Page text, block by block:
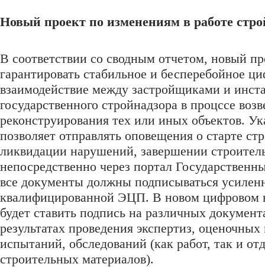
Новый проект по изменениям в работе
В соответствии со сводным отчетом, новый
гарантировать стабильное и бесперебойное
взаимодействие между застройщиками и
государственного стройнадзора в процссе
реконструирования тех или иных объектов.
позволяет отправлять оповещения о старте
ликвидации нарушений, завершении
непосредственно через портал
все документы должны подписываться
квалифицированной ЭЦП. В новом цифровом
будет ставить подпись на различных
результатах проведения экспертиз,
испытаний, обследований (как работ, так и
строительных материалов).